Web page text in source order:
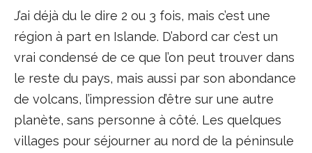
J’ai déjà du le dire 2 ou 3 fois, mais c’est une
région à part en Islande. D’abord car c’est un
vrai condensé de ce que l’on peut trouver dans
le reste du pays, mais aussi par son abondance
de volcans, l’impression d’être sur une autre
planète, sans personne à côté. Les quelques
villages pour séjourner au nord de la péninsule